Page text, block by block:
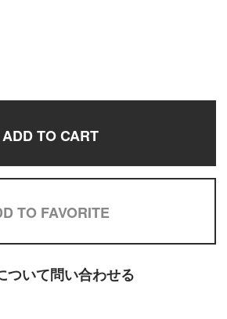
ADD TO CART
TO FAVORITE
ついて問い合わせる